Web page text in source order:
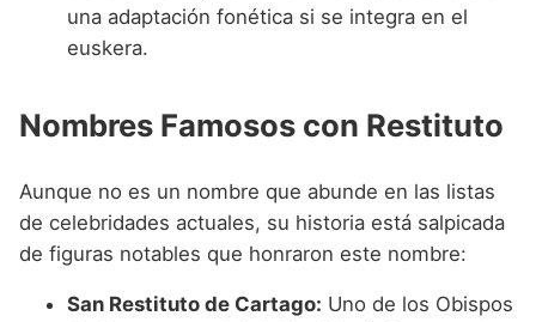
una adaptación fonética si se integra en el
euskera.
Nombres Famosos con Restituto
Aunque no es un nombre que abunde en las listas
de celebridades actuales, su historia está salpicada
de figuras notables que honraron este nombre:
San Restituto de Cartago: Uno de los Obispos